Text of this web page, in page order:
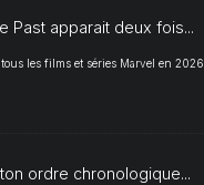
Past apparait deux fois...
les films et séries Marvel en 2026
ordre chronologique...